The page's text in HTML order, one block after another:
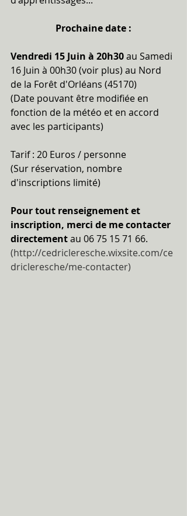
Prochaine date :
Vendredi 15 Juin à 20h30 au Samedi
16 Juin à 00h30 (voir plus) au Nord
de la Forêt d'Orléans (45170)
(Date pouvant être modifiée en
fonction de la météo et en accord
avec les participants)
Tarif : 20 Euros / personne
(Sur réservation, nombre
d'inscriptions limité)
Pour tout renseignement et
inscription, merci de me contacter
directement au 06 75 15 71 66.
(http://cedricleresche.wixsite.com/ce
dricleresche/me-contacter)